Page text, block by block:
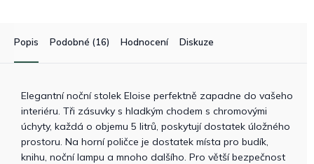
Popis Podobné (16) Hodnocení Diskuze
Elegantní noční stolek Eloise perfektně zapadne do vašeho
interiéru. Tři zásuvky s hladkým chodem s chromovými
úchyty, každá o objemu 5 litrů, poskytují dostatek úložného
prostoru. Na horní poličce je dostatek místa pro budík,
knihu, noční lampu a mnoho dalšího. Pro větší bezpečnost